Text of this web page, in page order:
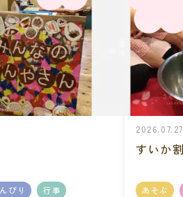
びり 行事
2026.07.27
すいか
あそぶ